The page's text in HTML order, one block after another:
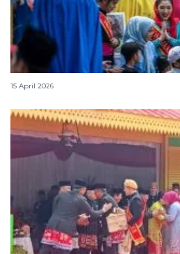
Lebaran Betawi, harmoni
15 April 2026